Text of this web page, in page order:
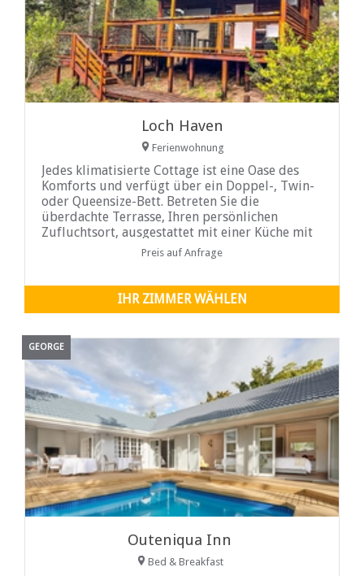
Loch Haven
Ferienwohnung
Jedes klimatisierte Cottage ist eine Oase des
Komforts und verfügt über ein Doppel-, Twin-
oder Queensize-Bett. Betreten Sie die
überdachte Terrasse, Ihren persönlichen
Zufluchtsort, ausgestattet mit einer Küche mit
modernen Annehmlichkeiten wie einer
Mikrowelle, einem Toaster und
stehen Ihnen Gas-Braai-Einrichtungen zur
Verfügung, die
Preis auf Anfrage
IHR ZIMMER WÄHLEN
GEORGE
Outeniqua Inn
Bed & Breakfast